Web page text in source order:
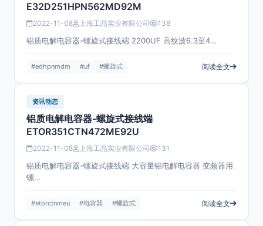
E32D251HPN562MD92M
2022-11-08 上海工品实业有限公司 138
铝质电解电容器-螺旋式接线端 2200UF 高纹波6.3至4…
#edhpnmdm #uf #螺旋式 阅读全文
资讯动态
铝质电解电容器-螺旋式接线端
ETOR351CTN472ME92U
2022-11-08 上海工品实业有限公司 131
铝质电解电容器-螺旋式接线端 大容量铝电解电容器 变频器用
螺…
#etorctnmeu #电容器 #螺旋式 阅读全文